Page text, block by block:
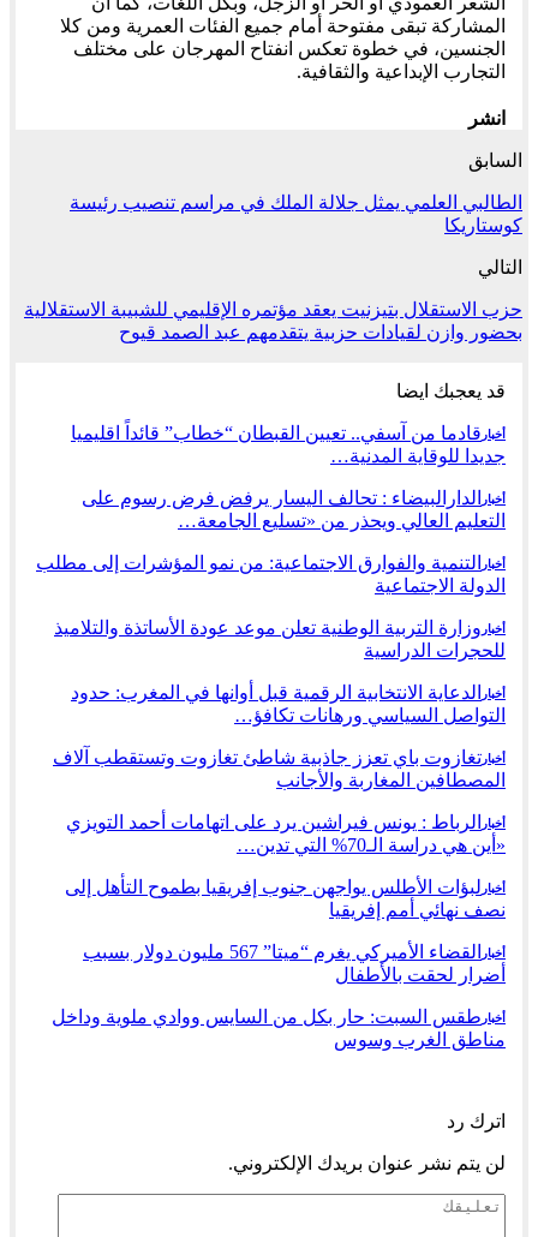
المشاركة تبقى مفتوحة أمام جميع الفئات العمرية ومن كلا
الجنسين، في خطوة تعكس انفتاح المهرجان على مختلف
التجارب الإبداعية والثقافية.
انشر
السابق
الطالبي العلمي يمثل جلالة الملك في مراسم تنصيب رئيسة
كوستاريكا
التالي
حزب الاستقلال بتيزنيت يعقد مؤتمره الإقليمي للشبيبة الاستقلالية
بحضور وازن لقيادات حزبية يتقدمهم عبد الصمد قيوح
قد يعجبك ايضا
أخبار قادما من آسفي.. تعيين القبطان “خطاب” قائداً اقليميا
جديدا للوقاية المدنية…
أخبار
الدارالبيضاء : تحالف اليسار يرفض فرض رسوم على
التعليم العالي ويحذر من «تسليع الجامعة…
أخبار
التنمية والفوارق الاجتماعية: من نمو المؤشرات إلى مطلب
الدولة الاجتماعية
أخبار وزارة التربية الوطنية تعلن موعد عودة الأساتذة والتلاميذ
للحجرات الدراسية
أخبار
الدعاية الانتخابية الرقمية قبل أوانها في المغرب: حدود
التواصل السياسي ورهانات تكافؤ…
أخبار تغازوت باي تعزز جاذبية شاطئ تغازوت وتستقطب آلاف
المصطافين المغاربة والأجانب
أخبار
الرباط : يونس فيراشين يرد على اتهامات أحمد التويزي
«أين هي دراسة الـ70% التي تدين…
أخبار لبؤات الأطلس يواجهن جنوب إفريقيا بطموح التأهل إلى
نصف نهائي أمم إفريقيا
أخبار
القضاء الأميركي يغرم “ميتا” 567 مليون دولار بسبب
أضرار لحقت بالأطفال
أخبار طقس السبت: حار بكل من السايس ووادي ملوية وداخل
مناطق الغرب وسوس
اترك رد
لن يتم نشر عنوان بريدك الإلكتروني.